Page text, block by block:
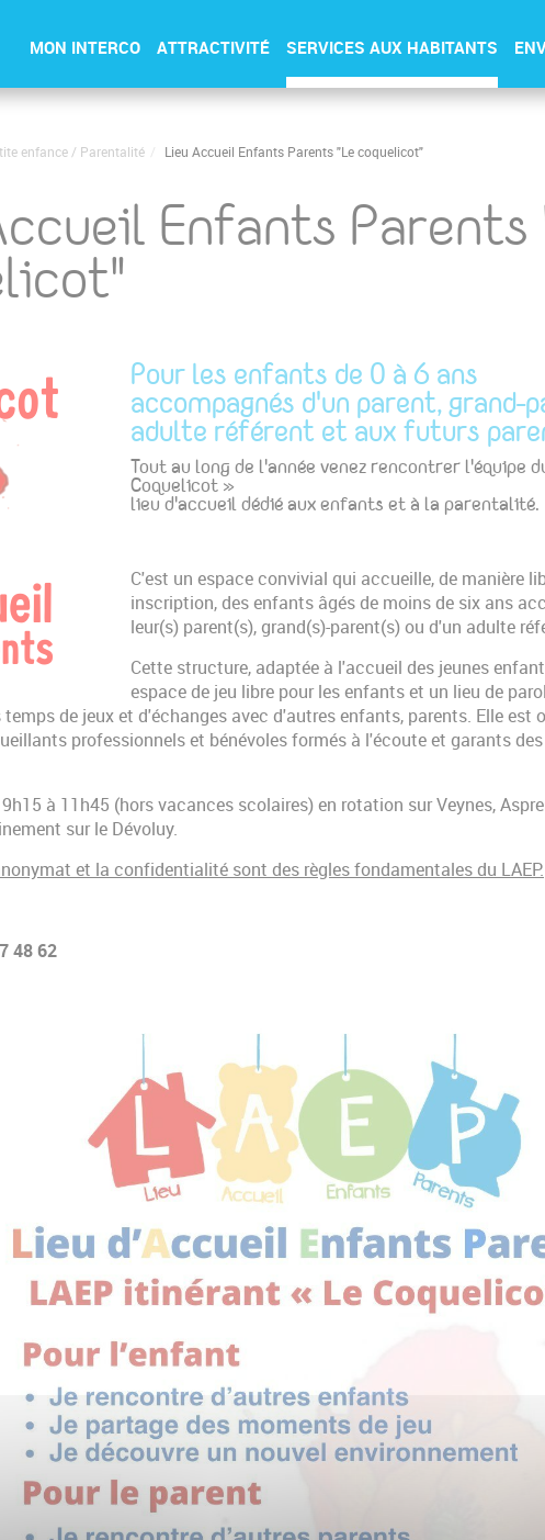
enfance / Parentalité Lieu Accueil Enfants Parents "Le coquelicot"
Enfants Parents
Pour les enfants de 0 à 6 ans
accompagnés d'un parent, grand-
adulte référent et aux futurs
Tout au long de l'année venez rencontrer l'équipe
Coquelicot »
lieu d'accueil dédié aux enfants et à la parentalité.
C'est un espace convivial qui accueille, de manière
inscription, des enfants âgés de moins de six ans
leur(s) parent(s), grand(s)-parent(s) ou d'un adulte
Cette structure, adaptée à l'accueil des jeunes
espace de jeu libre pour les enfants et un lieu de
de jeux et d'échanges avec d'autres enfants, parents. Elle est
professionnels et bénévoles formés à l'écoute et garants des
à 11h45 (hors vacances scolaires) en rotation sur Veynes,
sur le Dévoluy.
et la confidentialité sont des règles fondamentales du LAEP.
48 62
MON INTERCO ATTRACTIVITÉ SERVICES AUX HABITANTS